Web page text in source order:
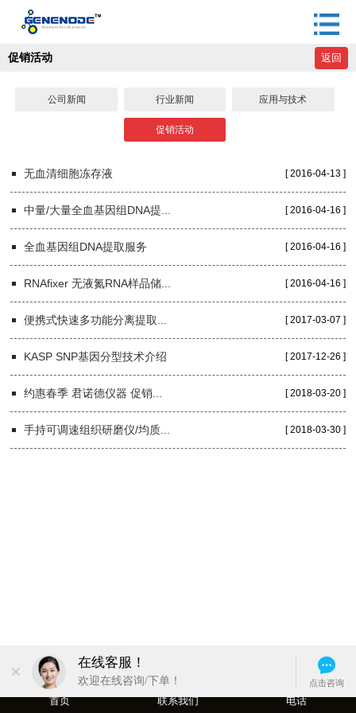
促销活动 返回
公司新闻 行业新闻 应用与技术
促销活动
[ 2016-04-13 ]
无血清细胞冻存液
[ 2016-04-16 ]
中量/大量全血基因组DNA提...
[ 2016-04-16 ]
全血基因组DNA提取服务
[ 2016-04-16 ]
RNAfixer 无液氮RNA样品储...
[ 2017-03-07 ]
便携式快速多功能分离提取...
[ 2017-12-26 ]
KASP SNP基因分型技术介绍
[ 2018-03-20 ]
约惠春季 君诺德仪器 促销...
[ 2018-03-30 ]
手持可调速组织研磨仪/均质...
首页 联系我们 电话